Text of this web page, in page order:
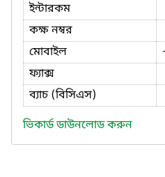
ইন্টারকম
কক্ষ নম্বর
মোবাইল
ফ্যাক্স
ব্যাচ (বিসিএস)
ভিকার্ড ডাউনলোড করুন